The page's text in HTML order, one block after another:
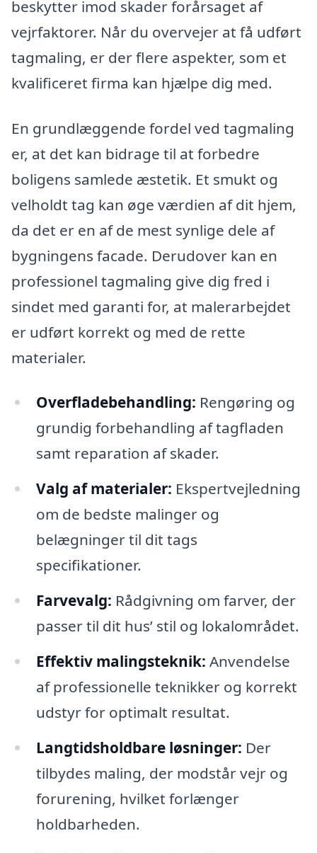
beskytter imod skader forårsaget af
vejrfaktorer. Når du overvejer at få udført
tagmaling, er der flere aspekter, som et
kvalificeret firma kan hjælpe dig med.
En grundlæggende fordel ved tagmaling
er, at det kan bidrage til at forbedre
boligens samlede æstetik. Et smukt og
velholdt tag kan øge værdien af dit hjem,
da det er en af de mest synlige dele af
bygningens facade. Derudover kan en
professionel tagmaling give dig fred i
sindet med garanti for, at malerarbejdet
er udført korrekt og med de rette
materialer.
Overfladebehandling: Rengøring og
grundig forbehandling af tagfladen
samt reparation af skader.
Valg af materialer: Ekspertvejledning
om de bedste malinger og
belægninger til dit tags
specifikationer.
Farvevalg: Rådgivning om farver, der
passer til dit hus’ stil og lokalområdet.
Effektiv malingsteknik: Anvendelse
af professionelle teknikker og korrekt
udstyr for optimalt resultat.
Langtidsholdbare løsninger: Der
tilbydes maling, der modstår vejr og
forurening, hvilket forlænger
holdbarheden.